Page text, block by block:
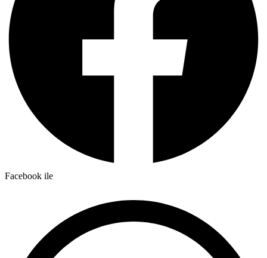
Facebook ile